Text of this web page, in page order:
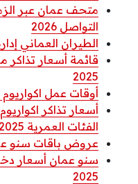
متحف عمان عبر
التواصل 2026
الطيران العماني
قائمة أسعار
2025
أوقات عمل اكواريوم
أسعار تذاكر
الفئات العمرية 2025
عروض باقات سنو عمان
سنو عمان أسعار
2025